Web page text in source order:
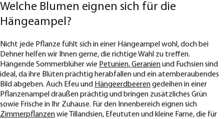
Welche Blumen eignen sich für die
Hängeampel?
Nicht jede Pflanze fühlt sich in einer Hängeampel wohl, doch bei
Dehner helfen wir Ihnen gerne, die richtige Wahl zu treffen.
Hängende Sommerblüher wie Petunien,Geranienund Fuchsien sind
ideal, da ihre Blüten prächtig herabfallen und ein atemberaubendes
Bild abgeben. Auch Efeu und Hängeerdbeerengedeihen in einer
Pflanzenampel draußen prächtig und bringen zusätzliches Grün
sowie Frische in Ihr Zuhause. Für den Innenbereich eignen sich
Zimmerpflanzenwie Tillandsien, Efeututen und kleine Farne, die für